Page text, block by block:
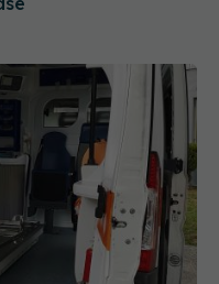
caravanele
în școli fără